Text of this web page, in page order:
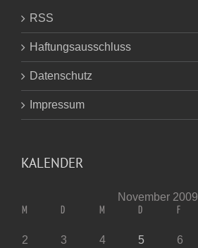
RSS
Haftungsausschluss
Datenschutz
Impressum
KALENDER
November 2009
M D M D F
2
3 4 5 6